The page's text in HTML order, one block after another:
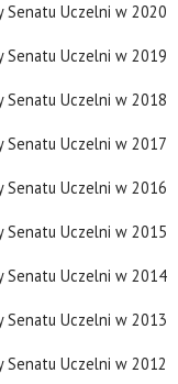
Senatu Uczelni w 2020
Senatu Uczelni w 2019
Senatu Uczelni w 2018
Senatu Uczelni w 2017
Senatu Uczelni w 2016
Senatu Uczelni w 2015
Senatu Uczelni w 2014
Senatu Uczelni w 2013
Senatu Uczelni w 2012